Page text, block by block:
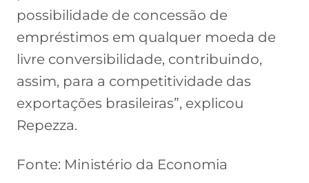
possibilidade de concessão de
empréstimos em qualquer moeda de
livre conversibilidade, contribuindo,
assim, para a competitividade das
exportações brasileiras”, explicou
Repezza.
Fonte: Ministério da Economia